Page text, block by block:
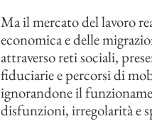
Ma il mercato del lavoro
economica e delle
attraverso reti sociali,
fiduciarie e percorsi di
ignorandone il
disfunzioni, irregolarità e